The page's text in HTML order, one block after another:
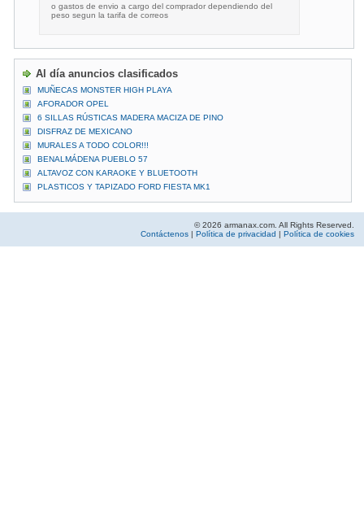
o gastos de envio a cargo del comprador dependiendo del
peso segun la tarifa de correos
Al día anuncios clasificados
MUÑECAS MONSTER HIGH PLAYA
AFORADOR OPEL
6 SILLAS RÚSTICAS MADERA MACIZA DE PINO
DISFRAZ DE MEXICANO
MURALES A TODO COLOR!!!
BENALMÁDENA PUEBLO 57
ALTAVOZ CON KARAOKE Y BLUETOOTH
PLASTICOS Y TAPIZADO FORD FIESTA MK1
© 2026 armanax.com. All Rights Reserved.
Contáctenos | Política de privacidad | Política de cookies